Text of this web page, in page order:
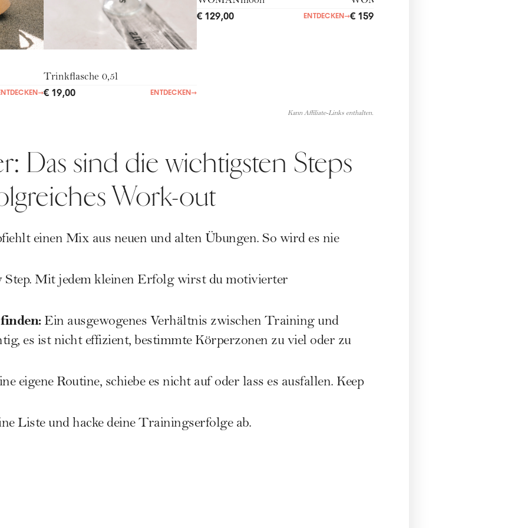
→
Trinkflasche 0,5l
€ 19,00 ENTDECKEN→
€ 129,00 ENTDECKEN→€ 159,00
Kann Affiliate-Links enthalten.
Das sind die wichtigsten Steps
Work-out
einen Mix aus neuen und alten Übungen. So wird es nie
Step. Mit jedem kleinen Erfolg wirst du motivierter
Ein ausgewogenes Verhältnis zwischen Training und
es ist nicht effizient, bestimmte Körperzonen zu viel oder zu
eigene Routine, schiebe es nicht auf oder lass es ausfallen. Keep
Liste und hacke deine Trainingserfolge ab.